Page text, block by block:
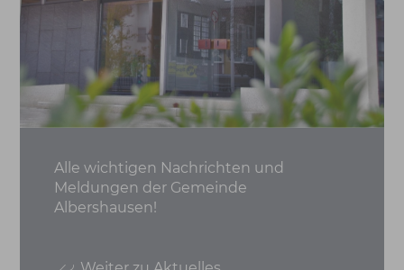
Alle wichtigen Nachrichten und
Meldungen der Gemeinde
Albershausen!